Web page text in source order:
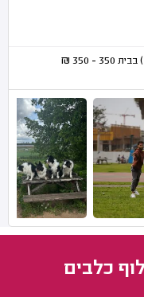
בבית 350 - 350
₪
כלבים